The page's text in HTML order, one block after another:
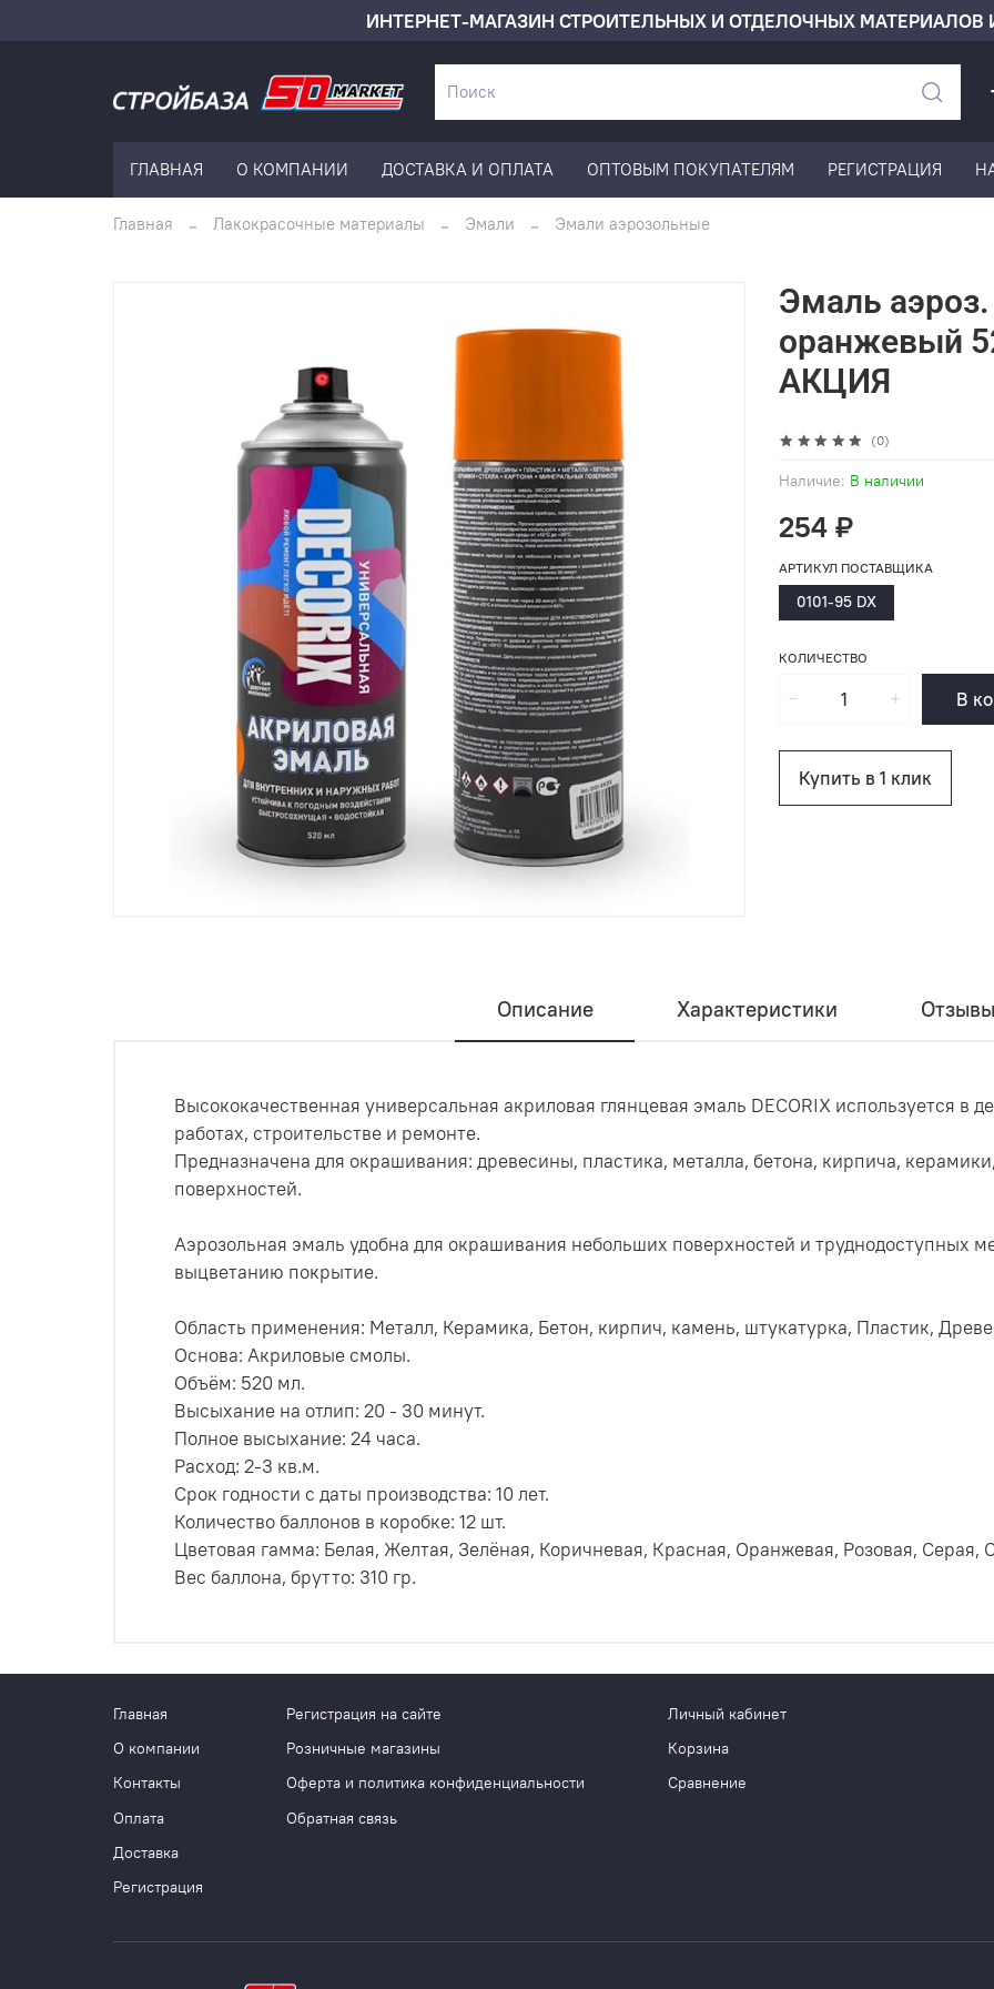
ИНТЕРНЕТ-МАГАЗИН СТРОИТЕЛЬНЫХ И ОТДЕЛОЧНЫХ МАТЕРИАЛОВ
ГЛАВНАЯ О КОМПАНИИ ДОСТАВКА И ОПЛАТА ОПТОВЫМ ПОКУПАТЕЛЯМ РЕГИСТРАЦИЯ
Главная Лакокрасочные материалы Эмали Эмали аэрозольные
(0)
Наличие: В наличии
Эмаль аэроз.
оранжевый
АКЦИЯ
254 ₽
КОЛИЧЕСТВО
В
Купить в 1 клик
АРТИКУЛ ПОСТАВЩИКА
0101-95 DX
Описание Характеристики Отзывы
Высококачественная универсальная акриловая глянцевая эмаль DECORIX используется в
работах, строительстве и ремонте.
Предназначена для окрашивания: древесины, пластика, металла, бетона, кирпича,
поверхностей.
Аэрозольная эмаль удобна для окрашивания небольших поверхностей и труднодоступных
выцветанию покрытие.
Область применения: Металл, Керамика, Бетон, кирпич, камень, штукатурка, Пластик,
Основа: Акриловые смолы.
Объём: 520 мл.
Высыхание на отлип: 20 - 30 минут.
Полное высыхание: 24 часа.
Расход: 2-3 кв.м.
Срок годности с даты производства: 10 лет.
Количество баллонов в коробке: 12 шт.
Цветовая гамма: Белая, Желтая, Зелёная, Коричневая, Красная, Оранжевая, Розовая, Серая,
Вес баллона, брутто: 310 гр.
Главная
О компании
Контакты
Оплата
Доставка
Регистрация
Регистрация на сайте
Розничные магазины
Оферта и политика конфиденциальности
Обратная связь
Личный кабинет
Корзина
Сравнение